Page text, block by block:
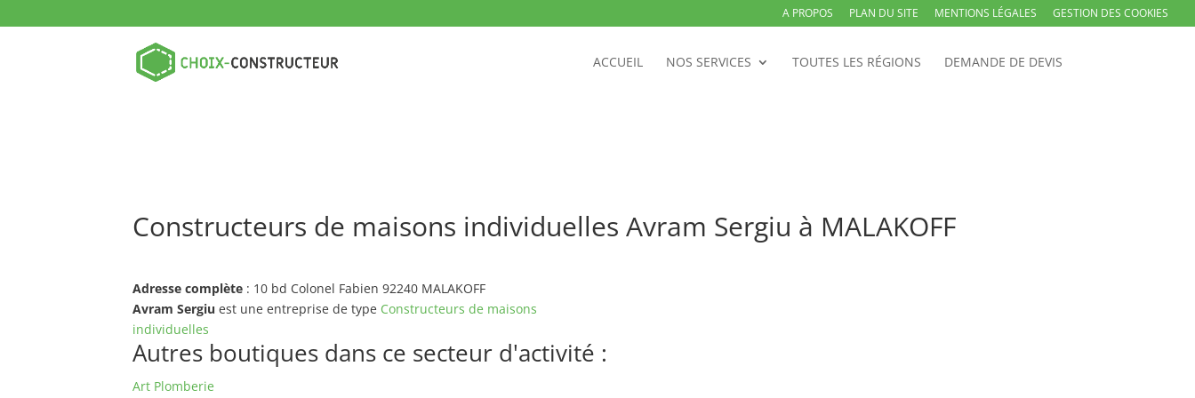
A PROPOS PLAN DU SITE MENTIONS LÉGALES GESTION DES COOKIES
ACCUEIL NOS SERVICES TOUTES LES RÉGIONS DEMANDE DE DEVIS
Constructeurs de maisons individuelles Avram Sergiu à MALAKOFF
Adresse complète : 10 bd Colonel Fabien 92240 MALAKOFF
Avram Sergiu est une entreprise de type Constructeurs de maisons
individuelles
Autres boutiques dans ce secteur d'activité :
Art Plomberie